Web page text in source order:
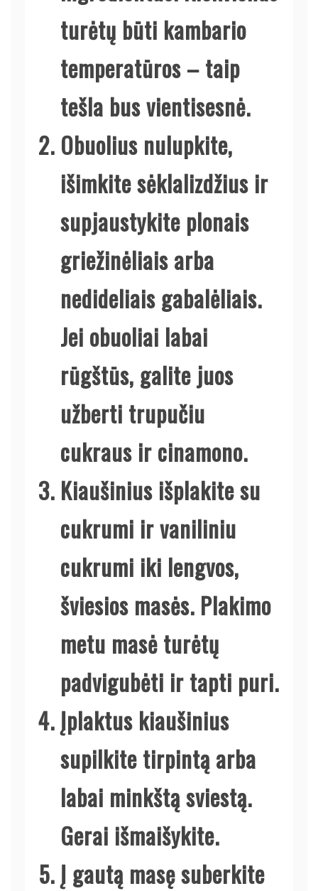
turėtų būti kambario
temperatūros – taip
tešla bus vientisesnė.
Obuolius nulupkite,
išimkite sėklalizdžius ir
supjaustykite plonais
griežinėliais arba
nedideliais gabalėliais.
Jei obuoliai labai
rūgštūs, galite juos
užberti trupučiu
cukraus ir cinamono.
Kiaušinius išplakite su
cukrumi ir vaniliniu
cukrumi iki lengvos,
šviesios masės. Plakimo
metu masė turėtų
padvigubėti ir tapti puri.
Įplaktus kiaušinius
supilkite tirpintą arba
labai minkštą sviestą.
Gerai išmaišykite.
Į gautą masę suberkite